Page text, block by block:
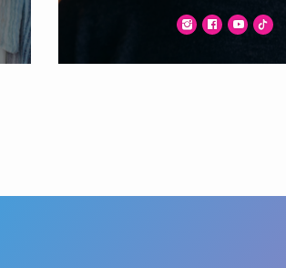
Ut convallis bibendum